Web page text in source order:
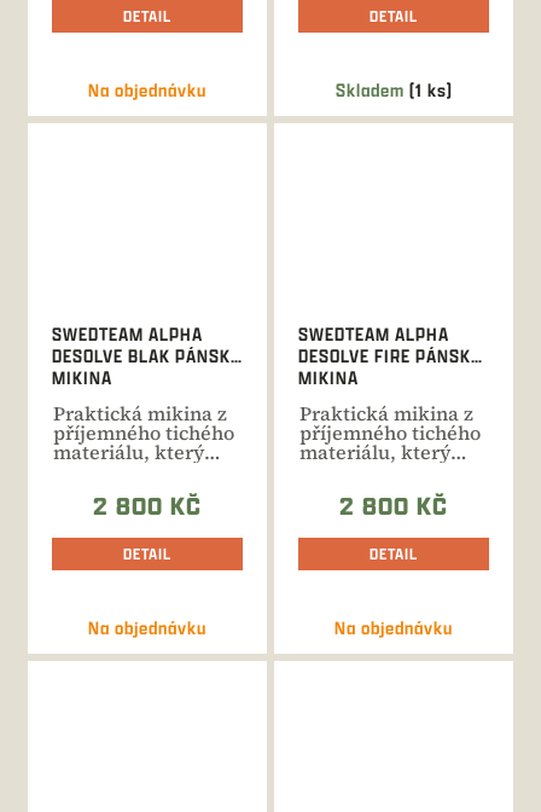
Na objednávku
DETAIL
Skladem (1 ks)
DETAIL
Na objednávku
SWEDTEAM ALPHA
DESOLVE BLAK PÁNSKÁ
MIKINA
Praktická mikina z
příjemného tichého
materiálu, který
neomezuje v
2 800 KČ
DETAIL
Na objednávku
SWEDTEAM ALPHA
DESOLVE FIRE PÁNSKÁ
MIKINA
Praktická mikina z
příjemného tichého
materiálu, který
neomezuje v
2 800 KČ
DETAIL